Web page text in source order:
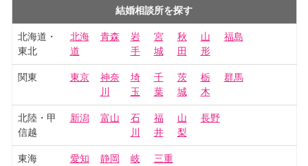
結婚相談所を探す
北海道・
東北
北海
道
青森
岩
手
宮
城
秋
田
山
形
福島
関東 東京
神奈
川
埼
玉
千
葉
茨
城
栃
木
群馬
北陸・甲
信越
新潟 富山
石
川
福
井
山
梨
長野
東海 愛知 静岡
岐
三重